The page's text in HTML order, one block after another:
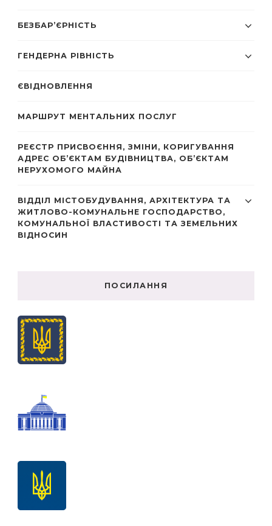
БЕЗБАР’ЄРНІСТЬ
ГЕНДЕРНА РІВНІСТЬ
ЄВІДНОВЛЕННЯ
МАРШРУТ МЕНТАЛЬНИХ ПОСЛУГ
РЕЄСТР ПРИСВОЄННЯ, ЗМІНИ, КОРИГУВАННЯ
АДРЕС ОБ’ЄКТАМ БУДІВНИЦТВА, ОБ’ЄКТАМ
НЕРУХОМОГО МАЙНА
ВІДДІЛ МІСТОБУДУВАННЯ, АРХІТЕКТУРА ТА
ЖИТЛОВО-КОМУНАЛЬНЕ ГОСПОДАРСТВО,
КОМУНАЛЬНОЇ ВЛАСТИВОСТІ ТА ЗЕМЕЛЬНИХ
ВІДНОСИН
ПОСИЛАННЯ